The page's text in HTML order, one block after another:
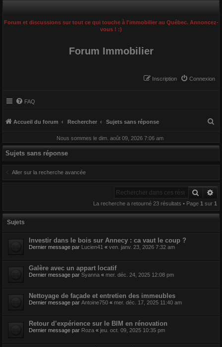
Forum et discussions sur tout ce qui touche à l'immobilier au Québec. Annoncez-
vous ! :)
Forum Immobilier
Connexion
Inscription
FAQ
Accueil du forum Rechercher Sujets sans réponse
c
h
Nous sommes le dim. août 09, 2026 7:06 am
Sujets sans réponse
Aller sur la recherche avancée
La recherche a retourné 23 résultats • Page 1 sur 1
Sujets
Investir dans le bois sur Annecy : ca vaut le coup ?
Dernier message par Lucien41 « ven. janv. 23, 2026 7:32 am
Galère avec un appart locatif
Dernier message par Syanna « mer. déc. 24, 2025 12:08 pm
Nettoyage de façade et entretien des immeubles
Dernier message par Antoine750 « mer. déc. 17, 2025 11:40 am
Retour d’expérience sur le BIM en rénovation
Dernier message par Roza « jeu. oct. 09, 2025 10:35 pm